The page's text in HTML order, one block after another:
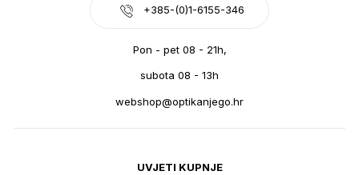
+385-(0)1-6155-346
Pon - pet 08 - 21h,
subota 08 - 13h
webshop@optikanjego.hr
UVJETI KUPNJE